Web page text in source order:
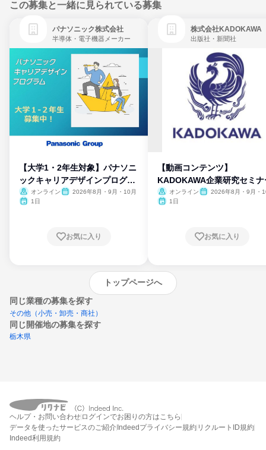
この募集と一緒に見られている募集
パナソニック株式会社
半導体・電子機器メーカー
【大学1・2年生対象】パナソニ
ックキャリアデザインプログラ
ム
オンライン
2026年8月・9月・10月
1日
お気に入り
株式会社KADOKAWA
出版社・新聞社
【動画コンテンツ】
KADOKAWA企業研究セミナ
オンライン
2026年8月・9月・
1日
お気に入り
トップページへ
同じ業種の募集を探す
その他（小売・卸売・商社）
同じ開催地の募集を探す
栃木県
締切：なし
ヘルプ・お問い合わせ ログインでお困りの方はこちら
データを使ったサービスのご紹介 Indeedプライバシー規約 リクルートID規約
Indeed利用規約